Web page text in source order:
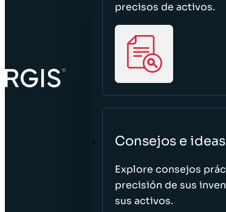
precisos de activos.
Consejos e ideas
Explore consejos
precisión de sus
sus activos.